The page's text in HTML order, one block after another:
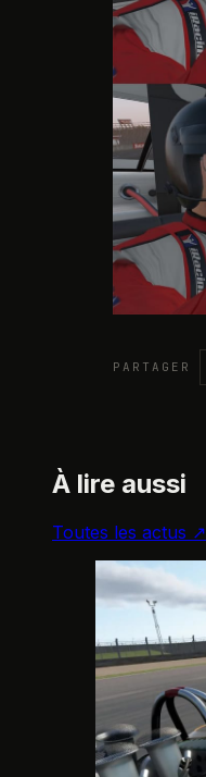
PARTAGER
À lire aussi
Toutes les actus ↗